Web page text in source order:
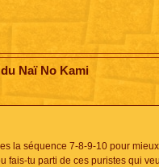
Naï No Kami
la séquence 7-8-9-10 pour
fais-tu parti de ces puristes qui